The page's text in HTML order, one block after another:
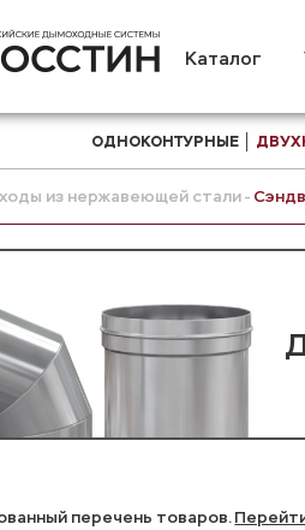
Каталог
ОДНОКОНТУРНЫЕ
из нержавеющей стали
перечень товаров.